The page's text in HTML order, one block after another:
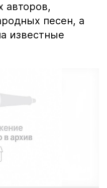
авторов,
песен, а
известные